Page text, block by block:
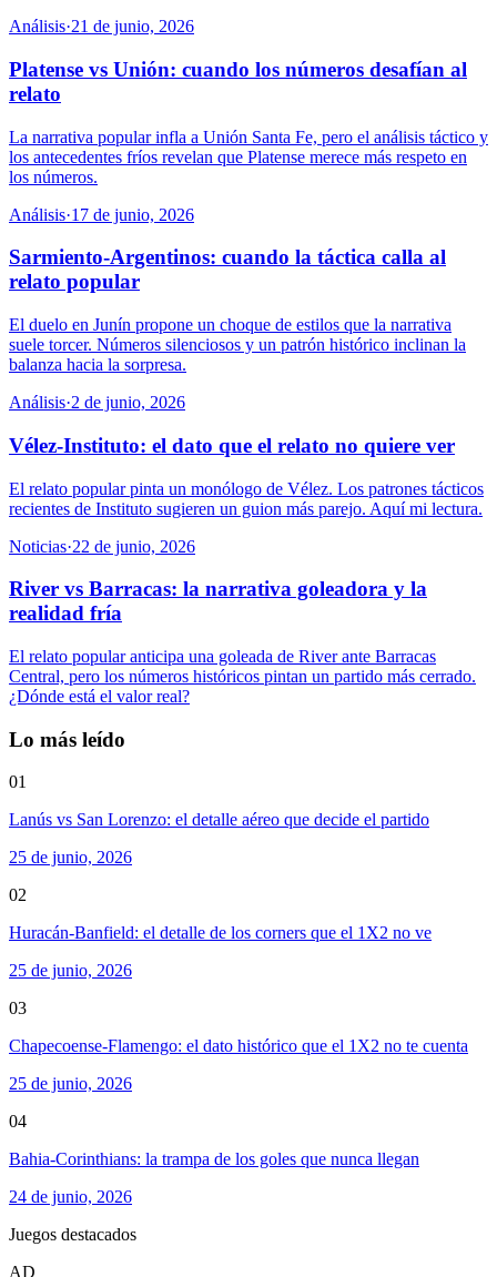
Análisis·21 de junio, 2026
Platense vs Unión: cuando los números desafían al
relato
La narrativa popular infla a Unión Santa Fe, pero el análisis táctico y
los antecedentes fríos revelan que Platense merece más respeto en
los números.
Análisis·17 de junio, 2026
Sarmiento-Argentinos: cuando la táctica calla al
relato popular
El duelo en Junín propone un choque de estilos que la narrativa
suele torcer. Números silenciosos y un patrón histórico inclinan la
balanza hacia la sorpresa.
Análisis·2 de junio, 2026
Vélez-Instituto: el dato que el relato no quiere ver
El relato popular pinta un monólogo de Vélez. Los patrones tácticos
recientes de Instituto sugieren un guion más parejo. Aquí mi lectura.
Noticias·22 de junio, 2026
River vs Barracas: la narrativa goleadora y la
realidad fría
El relato popular anticipa una goleada de River ante Barracas
Central, pero los números históricos pintan un partido más cerrado.
¿Dónde está el valor real?
Lo más leído
01
Lanús vs San Lorenzo: el detalle aéreo que decide el partido
25 de junio, 2026
02
Huracán-Banfield: el detalle de los corners que el 1X2 no ve
25 de junio, 2026
03
Chapecoense-Flamengo: el dato histórico que el 1X2 no te cuenta
25 de junio, 2026
04
Bahia-Corinthians: la trampa de los goles que nunca llegan
24 de junio, 2026
Juegos destacados
AD